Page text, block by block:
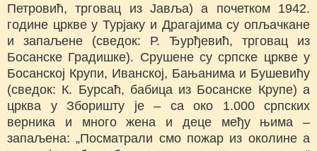
Петровић, трговац из Јавља) а почетком 1942.
године цркве у Турјаку и Драгајима су опљачкане
и запаљене (сведок: Р. Ђурђевић, трговац из
Босанске Градишке). Срушене су српске цркве у
Босанској Крупи, Иванској, Бањанима и Бушевићу
(сведок: К. Бурсаћ, бабица из Босанске Крупе) а
црква у Зборишту је – са око 1.000 српских
верника и много жена и деце међу њима –
запаљена: „Посматрали смо пожар из околине а